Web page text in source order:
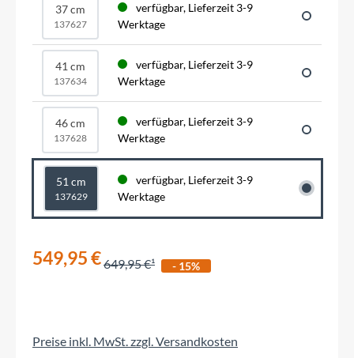
37 cm
137627
verfügbar, Lieferzeit 3-9
Werktage
41 cm
137634
verfügbar, Lieferzeit 3-9
Werktage
46 cm
137628
verfügbar, Lieferzeit 3-9
Werktage
51 cm
137629
verfügbar, Lieferzeit 3-9
Werktage
549,95 €649,95 € - 15%
Preise inkl. MwSt. zzgl. Versandkosten